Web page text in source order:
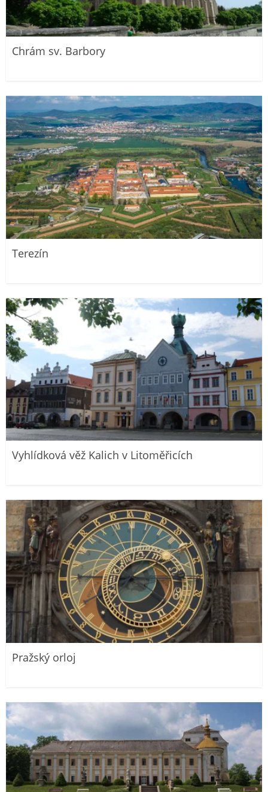
Chrám sv. Barbory
Terezín
Vyhlídková věž Kalich v Litoměřicích
Pražský orloj